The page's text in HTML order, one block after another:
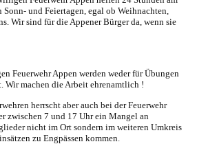
Sonn- und Feiertagen, egal ob Weihnachten,
Wir sind für die Appener Bürger da, wenn sie
Feuerwehr Appen werden weder für Übungen
Wir machen die Arbeit ehrenamtlich !
herrscht aber auch bei der Feuerwehr
zwischen 7 und 17 Uhr ein Mangel an
nicht im Ort sondern im weiteren Umkreis
zu Engpässen kommen.